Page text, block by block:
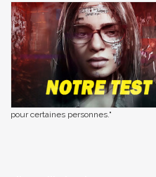
pour certaines personnes."